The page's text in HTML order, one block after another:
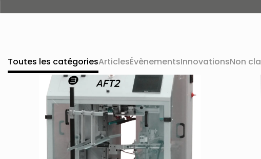
Toutes les catégoriesArticlesÉvènementsInnovationsNon